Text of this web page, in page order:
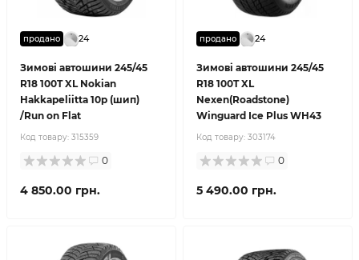
продано 24
Зимові автошини 245/45
R18 100T XL Nokian
Hakkapeliitta 10p (шип)
/Run on Flat
Код товару: 315359
0
4 850.00 грн.
продано 24
Зимові автошини 245/45
R18 100T XL
Nexen(Roadstone)
Winguard Ice Plus WH43
Код товару: 303174
0
5 490.00 грн.